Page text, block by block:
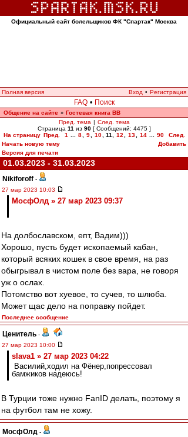
Официальный сайт болельщиков ФК "Спартак" Москва
Полная версия Вход • Регистрация
FAQ • Поиск
Общение на сайте » Гостевая книга ВВ
Пред. тема | След. тема
Страница 11 из 90[ Сообщений: 4475 ]
На страницу Пред. 1 8 9 10 11 12 13 14 90
След.
Начать новую тему
Добавить
Версия для печати
01.03.2023 - 31.03.2023
Nikiforoff -
27 мар 2023 10:03
МосфОлд » 27 мар 2023 09:37
На долбославском, епт, Вадим)))
Хорошо, пусть будет ископаемый кабан,
который всяких кошек в свое время, на раз
обыгрывал в чистом поле без вара, не говоря
уж о ослах.
Потомство вот хуевое, то сучев, то шлюба.
Может щас дело на поправку пойдет.
Последнее сообщение
Ценитель -
27 мар 2023 10:00
slava1 » 27 мар 2023 04:22
Василий,ходил на Фёнер,попрессовал
бaмжиков надеюсь!
В Турции тоже нужно FanID делать, поэтому я
на футбол там не хожу.
МосфОлд -